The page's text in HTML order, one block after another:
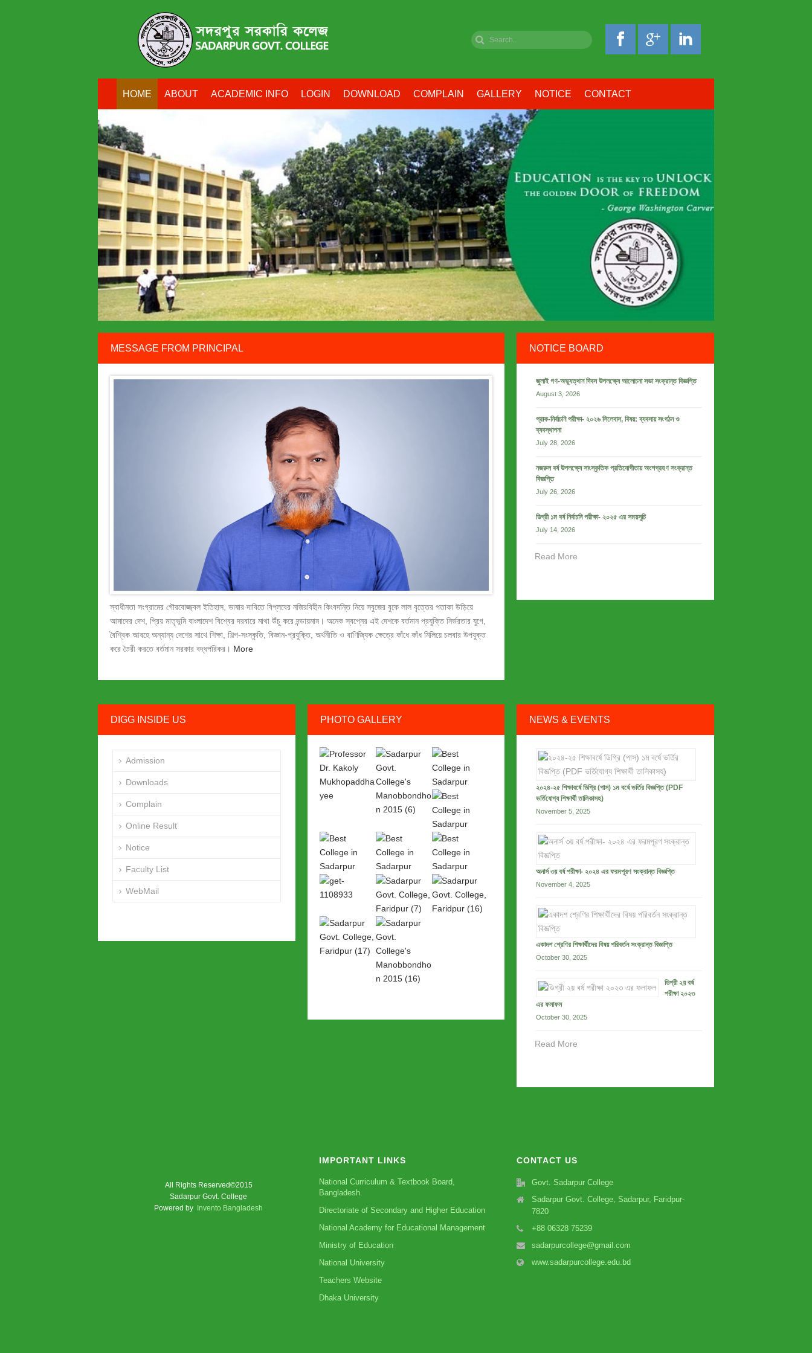
HOME ABOUT ACADEMIC INFO LOGIN DOWNLOAD COMPLAIN GALLERY NOTICE CONTACT
MESSAGE FROM PRINCIPAL
স্বাধীনতা সংগ্রামের গৌরবোজ্জ্বল ইতিহাস, ভাষার দাবিতে বিপ্লবের নজিরবিহীন কিংবদন্তি নিয়ে সবুজের বুকে লাল বৃত্তের পতাকা উড়িয়ে
আমাদের দেশ, প্রিয় মাতৃভূমি বাংলাদেশ বিশ্বের দরবারে মাথা উঁচু করে দন্ডায়মান। অনেক স্বপ্নের এই দেশকে বর্তমান প্রযুক্তি নির্ভরতার যুগে,
বৈশ্বিক আবহে অন্যান্য দেশের সাথে শিক্ষা, শিল্প-সংস্কৃতি, বিজ্ঞান-প্রযুক্তি, অর্থনীতি ও বাণিজ্যিক ক্ষেত্রে কাঁধে কাঁধ মিলিয়ে চলবার উপযুক্ত
করে তৈরী করতে বর্তমান সরকার বদ্ধপরিকর। More
NOTICE BOARD
জুলাই গণ-অভ্যুত্থান দিবস উপলক্ষ্যে আলোচনা সভা সংক্রান্ত বিজ্ঞপ্তি
August 3, 2026
প্রাক-নির্বাচনি পরীক্ষা- ২০২৬ সিলেবাস, বিষয়: ব্যবসায় সংগঠন ও
ব্যবস্থাপনা
July 28, 2026
নজরুল বর্ষ উপলক্ষ্যে সাংস্কৃতিক প্রতিযোগীতায় অংশগ্রহণ সংক্রান্ত
বিজ্ঞপ্তি
July 26, 2026
ডিগ্রী ১ম বর্ষ নির্বাচনি পরীক্ষা- ২০২৫ এর সময়সূচি
July 14, 2026
Read More
DIGG INSIDE US
Admission
Downloads
Complain
Online Result
Notice
Faculty List
WebMail
PHOTO GALLERY NEWS & EVENTS
২০২৪-২৫ শিক্ষাবর্ষে ডিগ্রি (পাস) ১ম বর্ষে ভর্তির বিজ্ঞপ্তি (PDF
ভর্তিযোগ্য শিক্ষার্থী তালিকাসহ)
November 5, 2025
অনার্স ৩য় বর্ষ পরীক্ষা- ২০২৪ এর ফরমপূরণ সংক্রান্ত বিজ্ঞপ্তি
November 4, 2025
একাদশ শ্রেণির শিক্ষার্থীদের বিষয় পরিবর্তন সংক্রান্ত বিজ্ঞপ্তি
October 30, 2025
ডিগ্রী ২য় বর্ষ
পরীক্ষা ২০২৩
এর ফলাফল
October 30, 2025
Read More
All Rights Reserved©2015
Sadarpur Govt. College
Powered by Invento Bangladesh
IMPORTANT LINKS
National Curriculum & Textbook Board,
Bangladesh.
Directoriate of Secondary and Higher Education
National Academy for Educational Management
Ministry of Education
National University
Teachers Website
Dhaka University
CONTACT US
Govt. Sadarpur College
Sadarpur Govt. College, Sadarpur, Faridpur-
7820
+88 06328 75239
sadarpurcollege@gmail.com
www.sadarpurcollege.edu.bd